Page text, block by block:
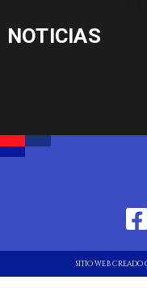
NOTICIAS
SITIO WEB CREADO